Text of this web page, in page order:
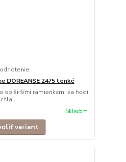
DOREANSE 2475 tenké
so širšími ramienkami sa hodí
Skladom
variant